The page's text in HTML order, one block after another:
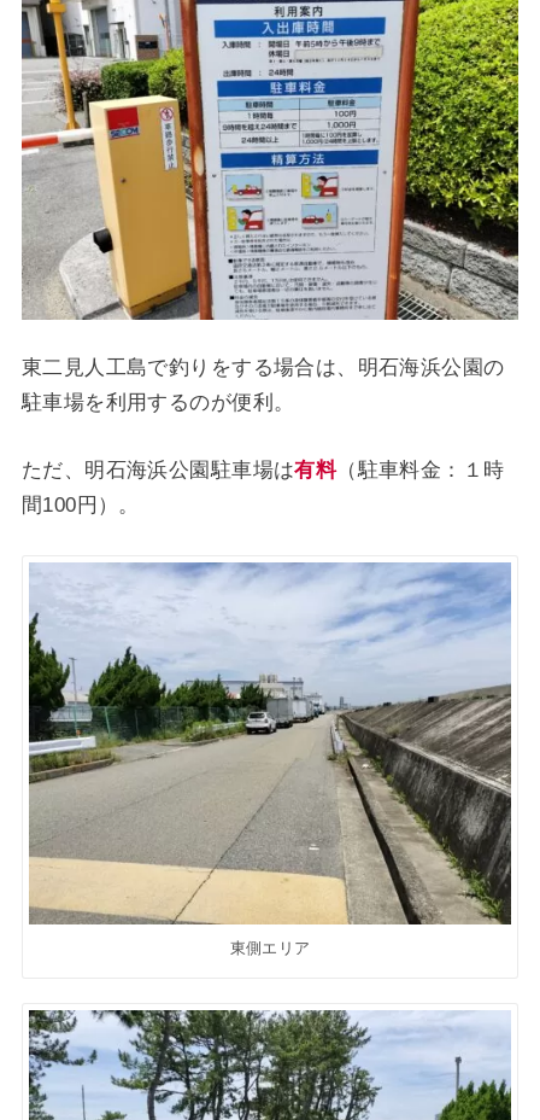
東二見人工島で釣りをする場合は、明石海浜公園の
駐車場を利用するのが便利。
ただ、明石海浜公園駐車場は有料（駐車料金：１時
間100円）。
東側エリア